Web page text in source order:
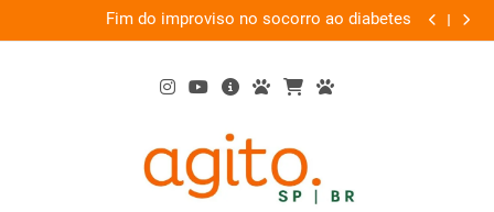
to
Fim do improviso no socorro ao diabetes